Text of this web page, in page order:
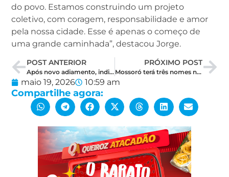
do povo. Estamos construindo um projeto
coletivo, com coragem, responsabilidade e amor
pela nossa cidade. Esse é apenas o começo de
uma grande caminhada”, destacou Jorge.
POST ANTERIOR
Após novo adiamento, indicação de Rafael Motta ao Senado será oficializada nesta quarta
PRÓXIMO POST
Mossoró terá três nomes na nominata do PSDB para a Câmara dos Deputados
maio 19, 2026 10:59 am
Compartilhe agora: